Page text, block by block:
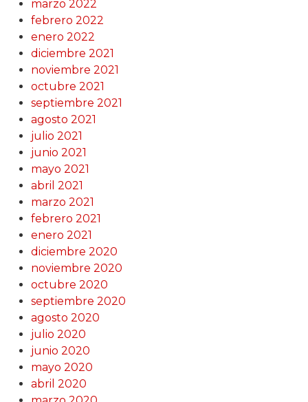
marzo 2022
febrero 2022
enero 2022
diciembre 2021
noviembre 2021
octubre 2021
septiembre 2021
agosto 2021
julio 2021
junio 2021
mayo 2021
abril 2021
marzo 2021
febrero 2021
enero 2021
diciembre 2020
noviembre 2020
octubre 2020
septiembre 2020
agosto 2020
julio 2020
junio 2020
mayo 2020
abril 2020